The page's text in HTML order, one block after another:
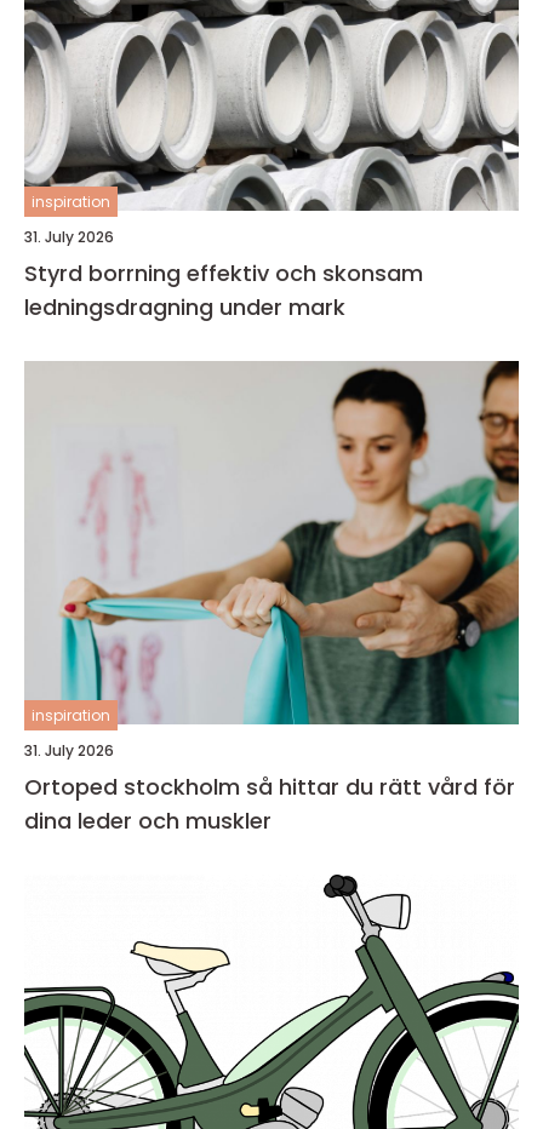
inspiration
31. July 2026
Styrd borrning effektiv och skonsam
ledningsdragning under mark
inspiration
31. July 2026
Ortoped stockholm så hittar du rätt vård för
dina leder och muskler